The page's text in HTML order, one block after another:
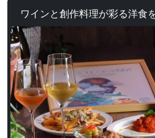
ワインと創作料理が彩る洋食